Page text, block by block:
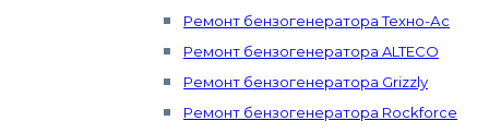
Ремонт бензогенератора Техно-Ас
Ремонт бензогенератора ALTECO
Ремонт бензогенератора Grizzly
Ремонт бензогенератора Rockforce